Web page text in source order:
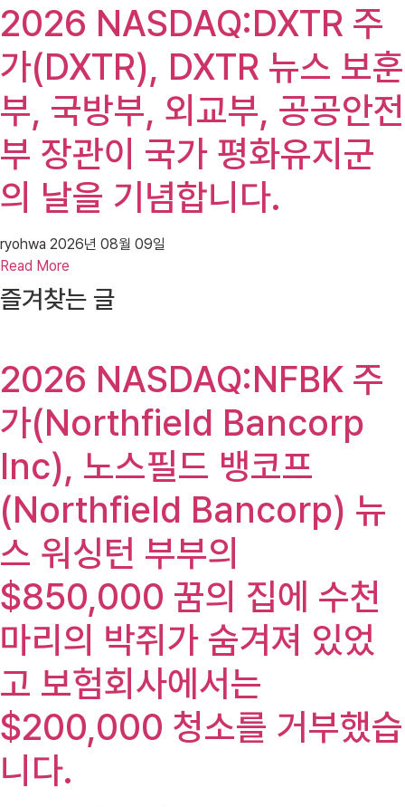
2026 NASDAQ:DXTR 주
가(DXTR), DXTR 뉴스 보훈
부, 국방부, 외교부, 공공안전
부 장관이 국가 평화유지군
의 날을 기념합니다.
ryohwa 2026년 08월 09일
Read More
즐겨찾는 글
2026 NASDAQ:NFBK 주
가(Northfield Bancorp
Inc), 노스필드 뱅코프
(Northfield Bancorp) 뉴
스 워싱턴 부부의
$850,000 꿈의 집에 수천
마리의 박쥐가 숨겨져 있었
고 보험회사에서는
$200,000 청소를 거부했습
니다.